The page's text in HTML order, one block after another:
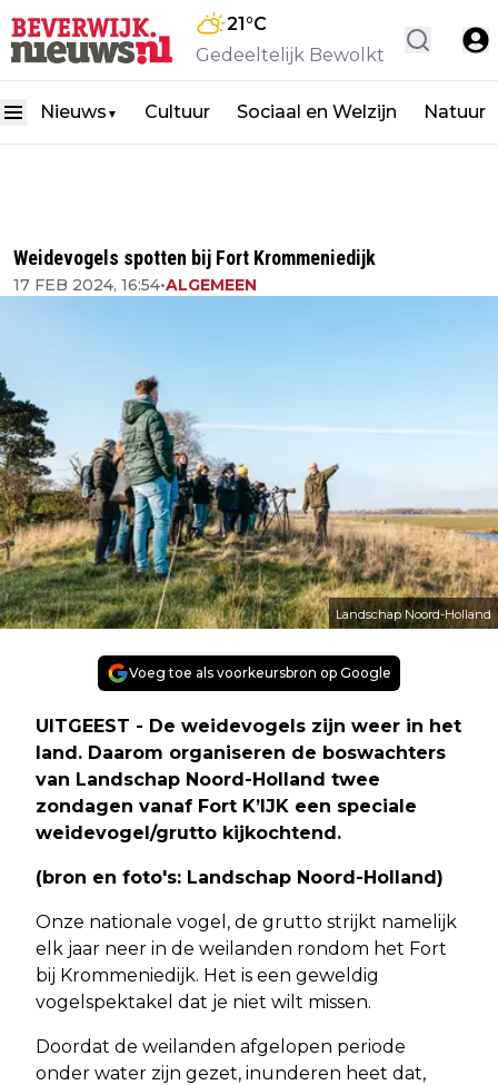
21°C
Gedeeltelijk Bewolkt
Nieuws ▼ Cultuur Sociaal en Welzijn Natuur
Weidevogels spotten bij Fort Krommeniedijk
17 FEB 2024, 16:54•ALGEMEEN
Landschap Noord-Holland
Voeg toe als voorkeursbron op Google
UITGEEST - De weidevogels zijn weer in het
land. Daarom organiseren de boswachters
van Landschap Noord-Holland twee
zondagen vanaf Fort K’IJK een speciale
weidevogel/grutto kijkochtend.
(bron en foto's: Landschap Noord-Holland)
Onze nationale vogel, de grutto strijkt namelijk
elk jaar neer in de weilanden rondom het Fort
bij Krommeniedijk. Het is een geweldig
vogelspektakel dat je niet wilt missen.
Doordat de weilanden afgelopen periode
onder water zijn gezet, inunderen heet dat,